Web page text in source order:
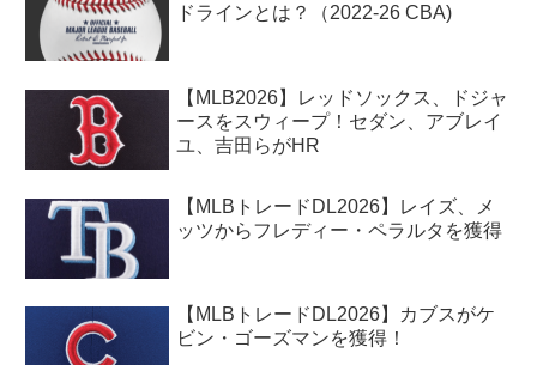
ドラインとは？（2022-26 CBA)
【MLB2026】レッドソックス、ドジャ
ースをスウィープ！セダン、アブレイ
ユ、吉田らがHR
【MLBトレードDL2026】レイズ、メ
ッツからフレディー・ペラルタを獲得
【MLBトレードDL2026】カブスがケ
ビン・ゴーズマンを獲得！